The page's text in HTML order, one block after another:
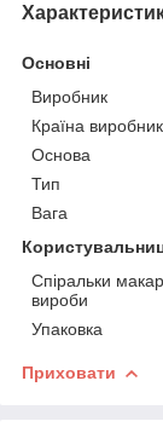
Основні
Виробник
Країна виробник
Основа
Тип
Вага
Спіральки
вироби
Упаковка
Приховати